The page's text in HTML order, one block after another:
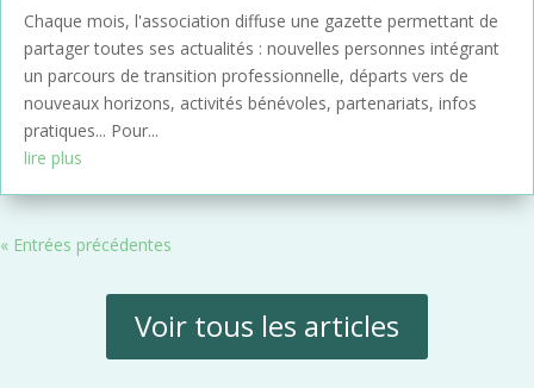
Chaque mois, l'association diffuse une gazette permettant de
partager toutes ses actualités : nouvelles personnes intégrant
un parcours de transition professionnelle, départs vers de
nouveaux horizons, activités bénévoles, partenariats, infos
pratiques... Pour...
lire plus
« Entrées précédentes
Voir tous les articles